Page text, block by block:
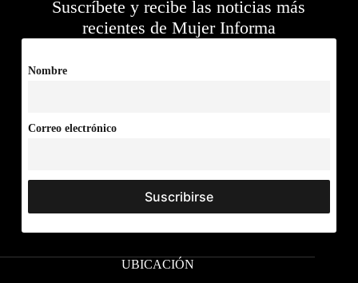
Suscríbete y recibe las noticias más
recientes de Mujer Informa
Nombre
Correo electrónico
UBICACIÓN